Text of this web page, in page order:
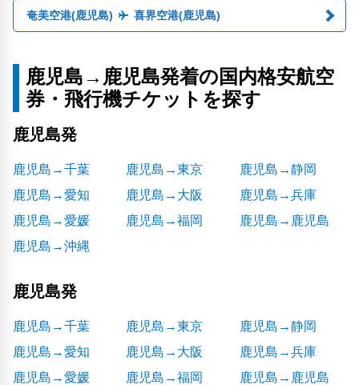
奄美空港(鹿児島) 喜界空港(鹿児島)
鹿児島→鹿児島発着の国内格安航空
券・飛行機チケットを探す
鹿児島発
鹿児島→千葉 鹿児島→東京
鹿児島→静岡
鹿児島→愛知
鹿児島→大阪
鹿児島→兵庫
鹿児島→愛媛
鹿児島→福岡
鹿児島→鹿児島
鹿児島→沖縄
鹿児島発
鹿児島→千葉 鹿児島→東京
鹿児島→静岡
鹿児島→愛知
鹿児島→大阪
鹿児島→兵庫
鹿児島→愛媛
鹿児島→福岡
鹿児島→鹿児島